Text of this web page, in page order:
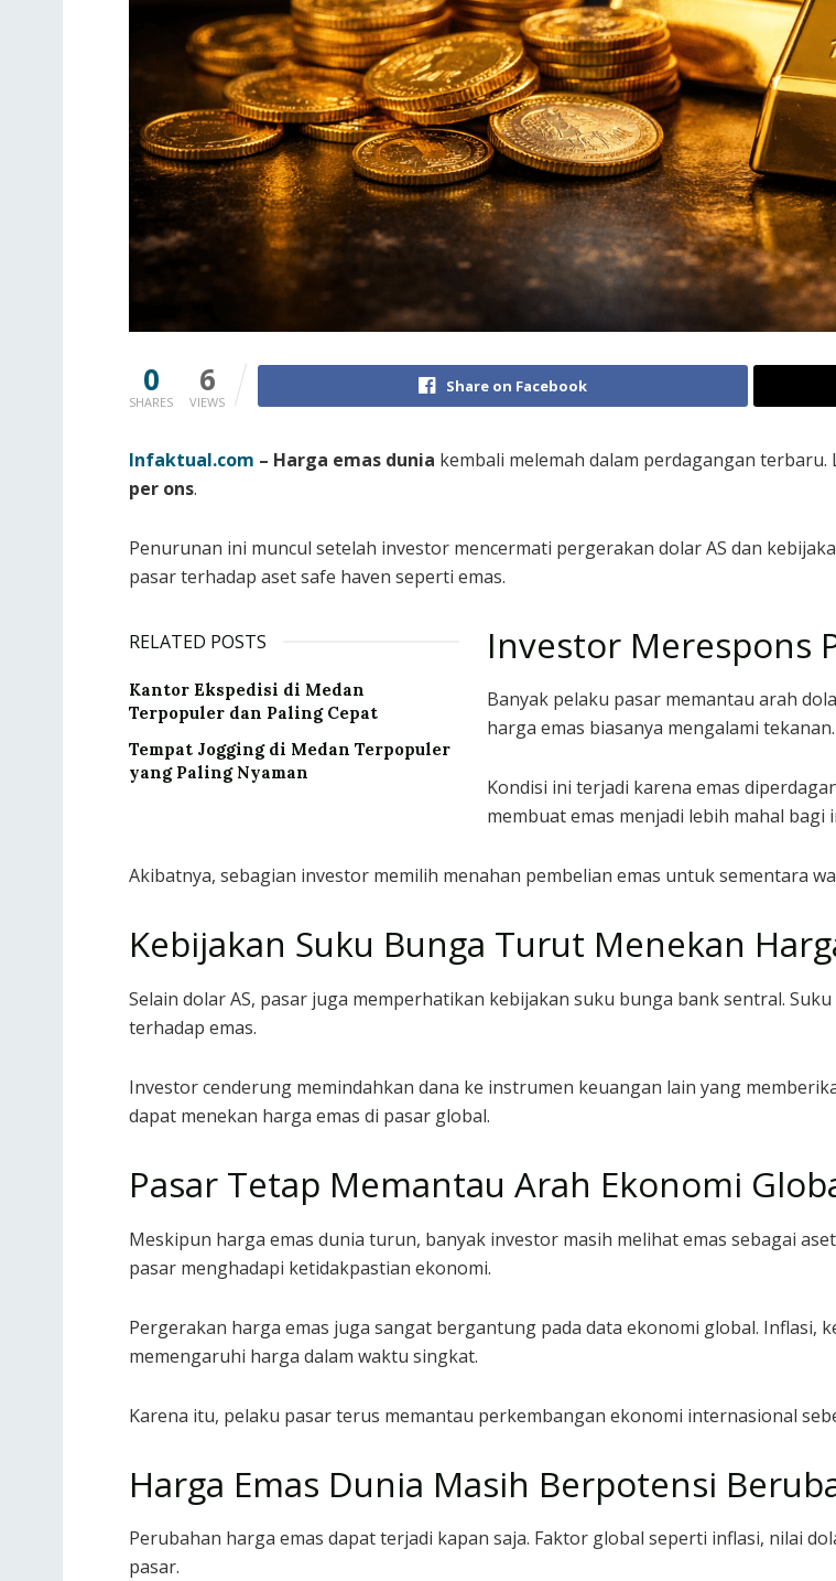
0
SHARES
6
VIEWS
Share on Facebook
Infaktual.com – Harga emas dunia kembali melemah dalam perdagangan
per ons.
Penurunan ini muncul setelah investor mencermati pergerakan dolar AS dan
pasar terhadap aset safe haven seperti emas.
RELATED POSTS
Kantor Ekspedisi di Medan
Terpopuler dan Paling Cepat
Tempat Jogging di Medan Terpopuler
yang Paling Nyaman
Investor Merespons
Banyak pelaku pasar memantau arah
harga emas biasanya mengalami tekanan.
Kondisi ini terjadi karena emas
membuat emas menjadi lebih mahal
Akibatnya, sebagian investor memilih menahan pembelian emas untuk sementara
Kebijakan Suku Bunga Turut Menekan
Selain dolar AS, pasar juga memperhatikan kebijakan suku bunga bank sentral.
terhadap emas.
Investor cenderung memindahkan dana ke instrumen keuangan lain yang
dapat menekan harga emas di pasar global.
Pasar Tetap Memantau Arah Ekonomi
Meskipun harga emas dunia turun, banyak investor masih melihat emas sebagai
pasar menghadapi ketidakpastian ekonomi.
Pergerakan harga emas juga sangat bergantung pada data ekonomi global. Inflasi,
memengaruhi harga dalam waktu singkat.
Karena itu, pelaku pasar terus memantau perkembangan ekonomi internasional
Harga Emas Dunia Masih Berpotensi
Perubahan harga emas dapat terjadi kapan saja. Faktor global seperti inflasi, nilai
pasar.